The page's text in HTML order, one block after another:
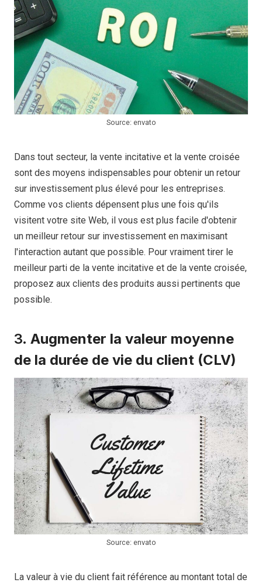
Source: envato
Dans tout secteur, la vente incitative et la vente croisée
sont des moyens indispensables pour obtenir un retour
sur investissement plus élevé pour les entreprises.
Comme vos clients dépensent plus une fois qu'ils
visitent votre site Web, il vous est plus facile d'obtenir
un meilleur retour sur investissement en maximisant
l'interaction autant que possible. Pour vraiment tirer le
meilleur parti de la vente incitative et de la vente croisée,
proposez aux clients des produits aussi pertinents que
possible.
3. Augmenter la valeur moyenne
de la durée de vie du client (CLV)
Source: envato
La valeur à vie du client fait référence au montant total de